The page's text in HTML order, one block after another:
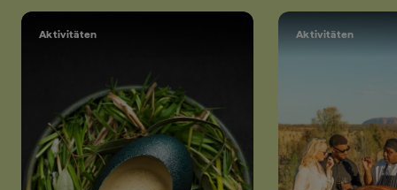
Aktivitäten Aktivitäten